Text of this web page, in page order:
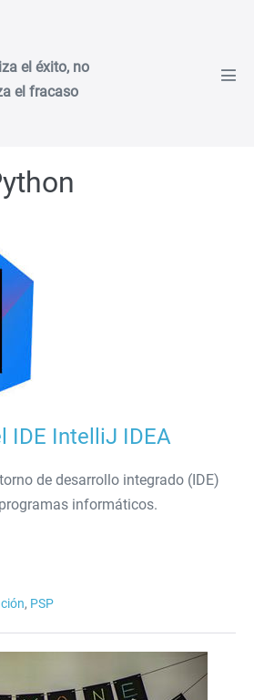
el éxito, no
el fracaso
IDE IntelliJ IDEA
de desarrollo integrado (IDE)
informáticos.
, PSP